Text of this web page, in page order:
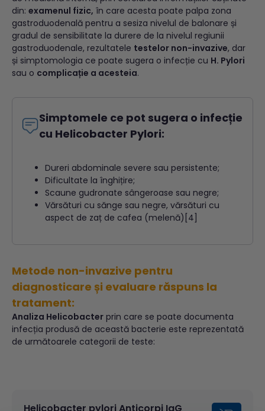
din: examenul fizic, în care acesta poate palpa zona
gastroduodenală pentru a sesiza nivelul de balonare și
gradul de sensibilitate la durere de la nivelul regiunii
gastroduodenale, rezultatele testelor non-invazive, dar
și simptomologia ce poate sugera o infecție cu H. Pylori
sau o complicație a acesteia.
Simptomele ce pot sugera o infecție
cu Helicobacter Pylori:
Dureri abdominale severe sau persistente;
Dificultate la înghițire;
Scaune gudronate sângeroase sau negre;
Vărsături cu sănge sau negre, vărsături cu
aspect de zaț de cafea (melenă)[4]
Metode non-invazive pentru
diagnosticare și evaluare răspuns la
tratament:
Analiza Helicobacter prin care se poate documenta
infecția produsă de această bacterie este reprezentată
de următoarele categorii de teste: